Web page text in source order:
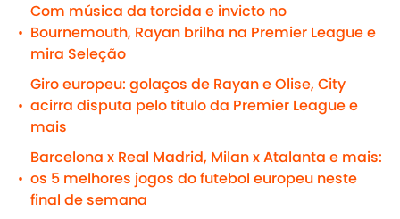
•
Com música da torcida e invicto no
Bournemouth, Rayan brilha na Premier League e
mira Seleção
•
Giro europeu: golaços de Rayan e Olise, City
acirra disputa pelo título da Premier League e
mais
•
Barcelona x Real Madrid, Milan x Atalanta e mais:
os 5 melhores jogos do futebol europeu neste
final de semana